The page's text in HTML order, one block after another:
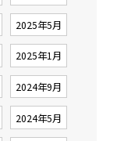
2025年5月
2025年1月
2024年9月
2024年5月